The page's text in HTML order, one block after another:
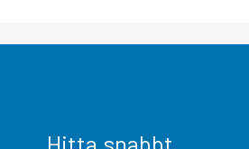
Hitta snabbt